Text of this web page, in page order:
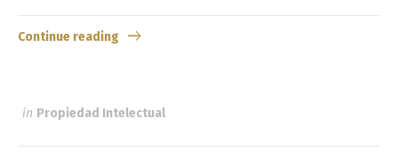
Continue reading
in Propiedad Intelectual